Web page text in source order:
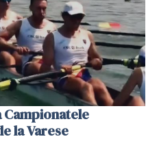
Campionatele
la Varese